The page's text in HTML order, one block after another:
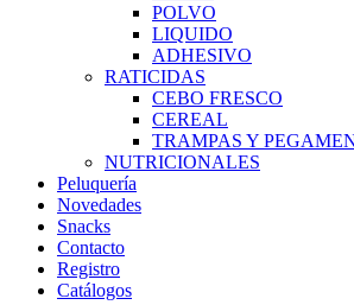
POLVO
LIQUIDO
ADHESIVO
RATICIDAS
CEBO FRESCO
CEREAL
TRAMPAS Y
NUTRICIONALES
Peluquería
Novedades
Snacks
Contacto
Registro
Catálogos